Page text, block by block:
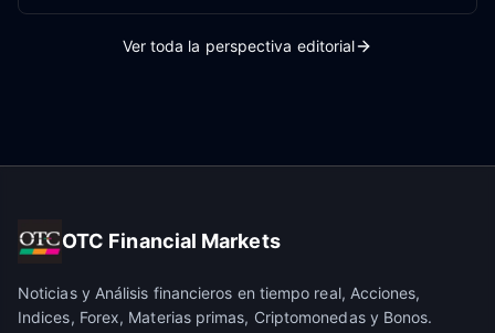
Ver toda la perspectiva editorial
OTC Financial Markets
Noticias y Análisis financieros en tiempo real, Acciones,
Indices, Forex, Materias primas, Criptomonedas y Bonos.